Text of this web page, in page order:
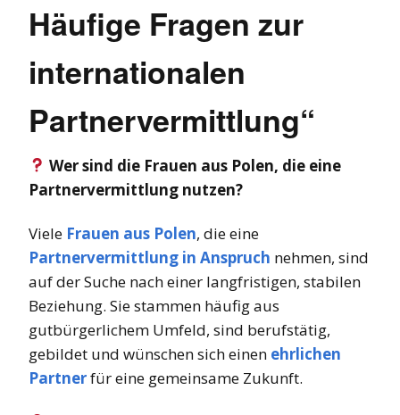
Häufige Fragen zur
internationalen
Partnervermittlung“
Wer sind die Frauen aus Polen, die eine
Partnervermittlung nutzen?
Viele Frauen aus Polen, die eine
Partnervermittlung in Anspruch nehmen, sind
auf der Suche nach einer langfristigen, stabilen
Beziehung. Sie stammen häufig aus
gutbürgerlichem Umfeld, sind berufstätig,
gebildet und wünschen sich einen ehrlichen
Partnerfür eine gemeinsame Zukunft.